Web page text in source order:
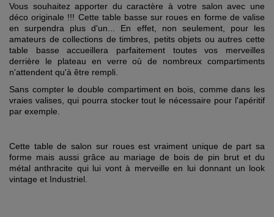
Vous souhaitez apporter du caractère à votre salon avec une
déco originale !!! Cette table basse sur roues en forme de valise
en surpendra plus d'un... En effet, non seulement, pour les
amateurs de collections de timbres, petits objets ou autres cette
table basse accueillera parfaitement toutes vos merveilles
derrière le plateau en verre où de nombreux compartiments
n'attendent qu'à être rempli.
Sans compter le double compartiment en bois, comme dans les
vraies valises, qui pourra stocker tout le nécessaire pour l'apéritif
par exemple.
Cette table de salon sur roues est vraiment unique de part sa
forme mais aussi grâce au mariage de bois de pin brut et du
métal anthracite qui lui vont à merveille en lui donnant un look
vintage et Industriel.